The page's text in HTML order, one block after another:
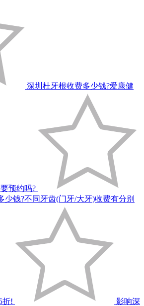
深圳杜牙根收费多少钱?爱康健
预约吗?
少钱?不同牙齿(门牙/大牙)收费有分别
折!
影响深